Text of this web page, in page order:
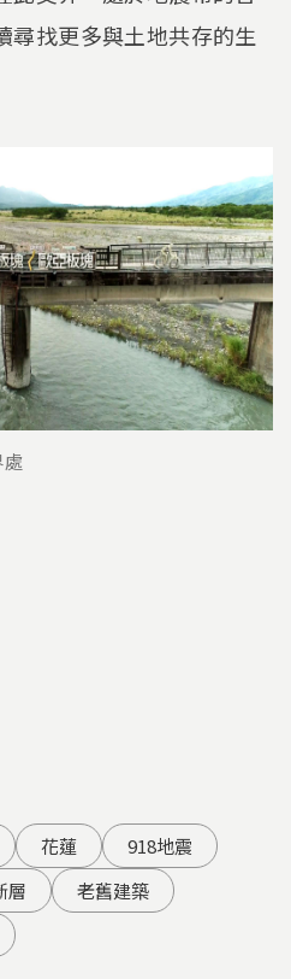
尋找更多與土地共存的生
處
花蓮
918地震
層
老舊建築